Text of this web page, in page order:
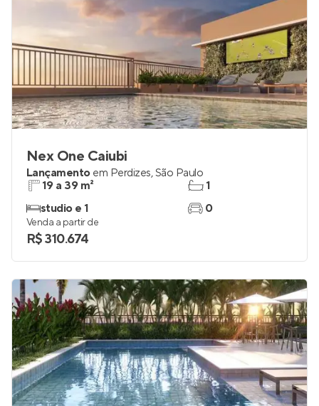
Nex One Caiubi
Lançamento em Perdizes,São Paulo
19 a 39 m²
studio e 1
1
0
Venda a partir de
R$ 310.674